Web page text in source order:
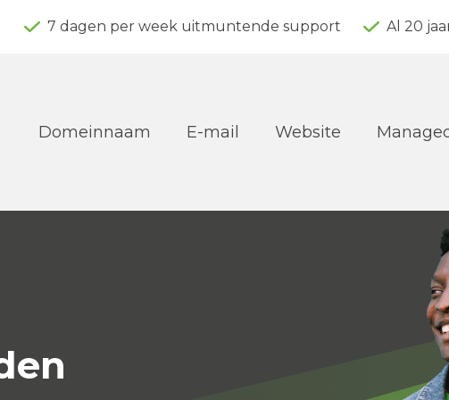
7 dagen per week uitmuntende support Al 20
Domeinnaam E-mail Website